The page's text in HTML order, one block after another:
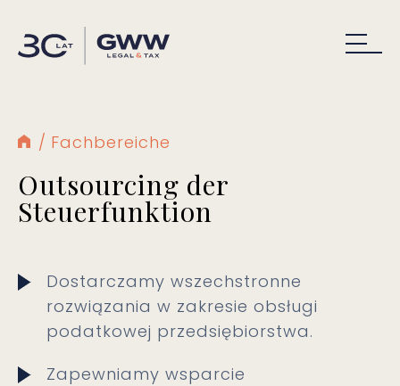
Fachbereiche
Outsourcing der
Steuerfunktion
Dostarczamy wszechstronne
rozwiązania w zakresie obsługi
podatkowej przedsiębiorstwa.
Zapewniamy wsparcie